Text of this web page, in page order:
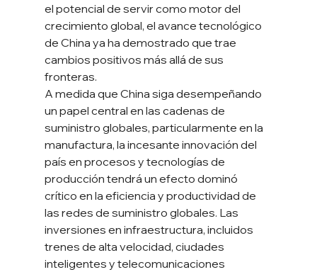
el potencial de servir como motor del
crecimiento global, el avance tecnológico
de China ya ha demostrado que trae
cambios positivos más allá de sus
fronteras.
A medida que China siga desempeñando
un papel central en las cadenas de
suministro globales, particularmente en la
manufactura, la incesante innovación del
país en procesos y tecnologías de
producción tendrá un efecto dominó
crítico en la eficiencia y productividad de
las redes de suministro globales. Las
inversiones en infraestructura, incluidos
trenes de alta velocidad, ciudades
inteligentes y telecomunicaciones